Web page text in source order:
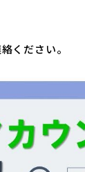
ください。